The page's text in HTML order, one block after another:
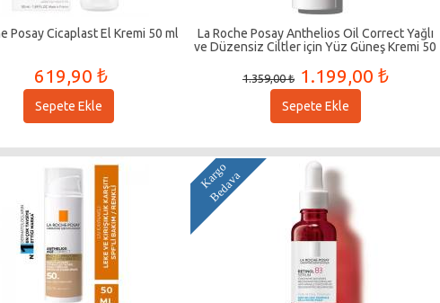
Posay Cicaplast El Kremi 50 ml
619,90 ₺
Sepete Ekle
La Roche Posay Anthelios Oil Correct Yağlı
ve Düzensiz Ciltler için Yüz Güneş Kremi 50
1.359,00 ₺ 1.199,00 ₺
Sepete Ekle
K
a
r
g
o
B
e
d
a
v
a